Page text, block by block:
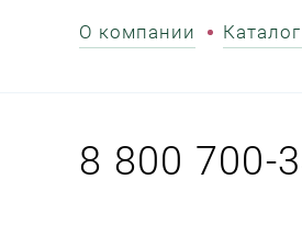
О компании
8 800 700-